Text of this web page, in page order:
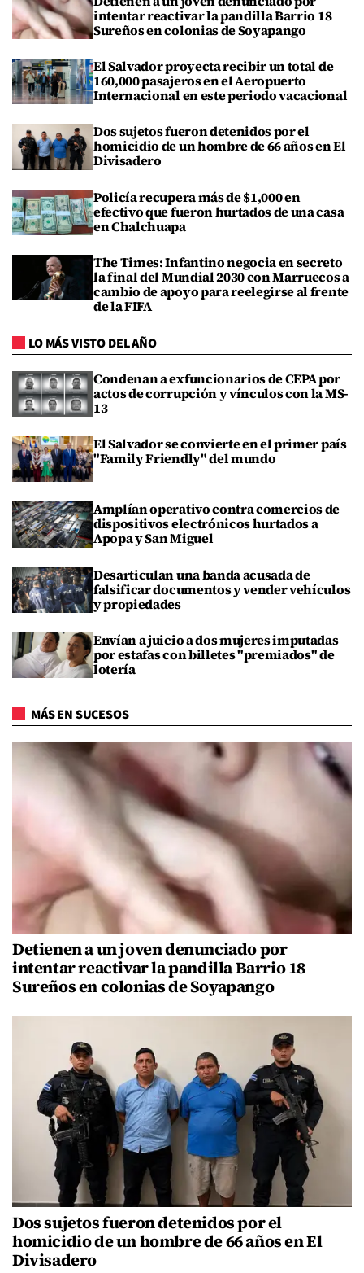
intentar reactivar la pandilla Barrio 18
Sureños en colonias de Soyapango
El Salvador proyecta recibir un total de
160,000 pasajeros en el Aeropuerto
Internacional en este periodo vacacional
Dos sujetos fueron detenidos por el
homicidio de un hombre de 66 años en El
Divisadero
Policía recupera más de $1,000 en
efectivo que fueron hurtados de una casa
en Chalchuapa
The Times: Infantino negocia en secreto
la final del Mundial 2030 con Marruecos a
cambio de apoyo para reelegirse al frente
de la FIFA
LO MÁS VISTO DEL AÑO
Condenan a exfuncionarios de CEPA por
actos de corrupción y vínculos con la MS-
13
El Salvador se convierte en el primer país
"Family Friendly" del mundo
Amplían operativo contra comercios de
dispositivos electrónicos hurtados a
Apopa y San Miguel
Desarticulan una banda acusada de
falsificar documentos y vender vehículos
y propiedades
Envían a juicio a dos mujeres imputadas
por estafas con billetes "premiados" de
lotería
MÁS EN SUCESOS
Detienen a un joven denunciado por
intentar reactivar la pandilla Barrio 18
Sureños en colonias de Soyapango
Dos sujetos fueron detenidos por el
homicidio de un hombre de 66 años en El
Divisadero